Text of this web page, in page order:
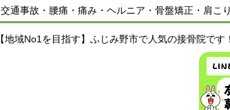
交通事故・腰痛・痛み・ヘルニア・骨盤矯正・肩こ
【地域No1を目指す】ふじみ野市で人気の接骨院です！